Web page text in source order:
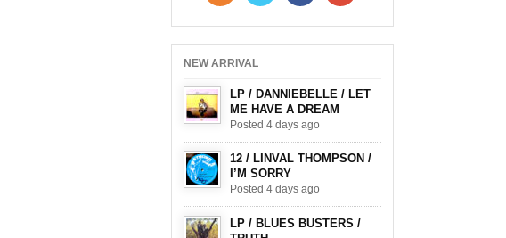
NEW ARRIVAL
LP / DANNIEBELLE / LET
ME HAVE A DREAM
Posted 4 days ago
12 / LINVAL THOMPSON /
I’M SORRY
Posted 4 days ago
LP / BLUES BUSTERS /